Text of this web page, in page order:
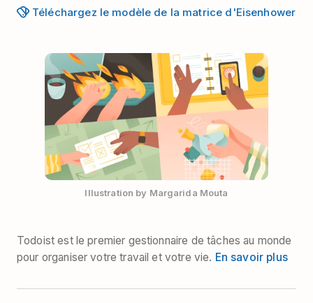
Téléchargez le modèle de la matrice d'Eisenhower
Illustration by Margarida Mouta
Todoist est le premier gestionnaire de tâches au monde
pour organiser votre travail et votre vie. En savoir plus